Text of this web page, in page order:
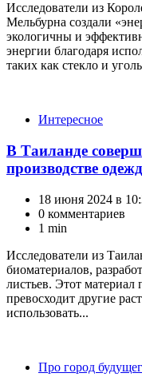
Исследователи из
Мельбурна создали
экологичны и
энергии благодаря
таких как стекло и
КатегорииИнтересное
В Таиланде
производстве
18 июня 2024 в
0 комментариев
1 min
Исследователи из
биоматериалов,
листьев. Этот
превосходит другие
использовать...
КатегорииПро город